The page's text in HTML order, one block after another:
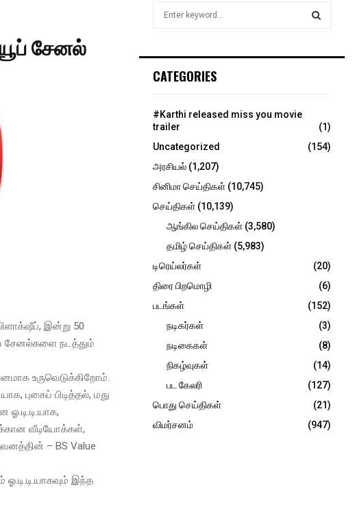
சேனல்
இன்று 50
சேனல்களை நடத்தும்
உருவெடுக்கிறோம்.
புகைப் பிடித்தல், மது
வீடியோக்கள்,
– BS Value
இந்த
h
o
r
C
CATEGORIES
#Karthi released miss you movie
trailer
(1)
Uncategorized
(154)
அரசியல் (1,207)
சினிமா செய்திகள் (10,745)
செய்திகள் (10,139)
ஆங்கில செய்திகள் (3,580)
தமிழ் செய்திகள் (5,983)
டிரெய்லர்கள்
(20)
திரை பிறமொழி
(6)
படங்கள்
(152)
நடிகர்கள்
(3)
நடிகைகள்
(8)
நிகழ்வுகள்
(14)
பட கேலரி
(127)
பொது செய்திகள்
(21)
விமர்சனம்
(947)